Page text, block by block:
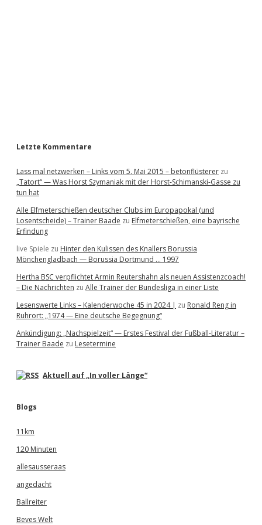
Letzte Kommentare
Lass mal netzwerken – Links vom 5. Mai 2015 – betonflüsterer zu
„Tatort“ — Was Horst Szymaniak mit der Horst-Schimanski-Gasse zu
tun hat
Alle Elfmeterschießen deutscher Clubs im Europapokal (und
Losentscheide) – Trainer Baade zu Elfmeterschießen, eine bayrische
Erfindung
live Spiele zu Hinter den Kulissen des Knallers Borussia
Mönchengladbach — Borussia Dortmund … 1997
Hertha BSC verpflichtet Armin Reutershahn als neuen Assistenzcoach!
– Die Nachrichten zu Alle Trainer der Bundesliga in einer Liste
Lesenswerte Links – Kalenderwoche 45 in 2024 | zu Ronald Reng in
Ruhrort: „1974 — Eine deutsche Begegnung“
Ankündigung: „Nachspielzeit“ — Erstes Festival der Fußball-Literatur –
Trainer Baade zu Lesetermine
Aktuell auf „In voller Länge“
Blogs
11km
120 Minuten
allesausseraas
angedacht
Ballreiter
Beves Welt